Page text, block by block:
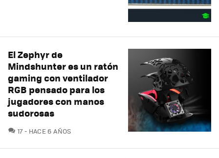
El Zephyr de
Mindshunter es un ratón
gaming con ventilador
RGB pensado para los
jugadores con manos
sudorosas
17COMENTARIOS
HACE 6 AÑOS